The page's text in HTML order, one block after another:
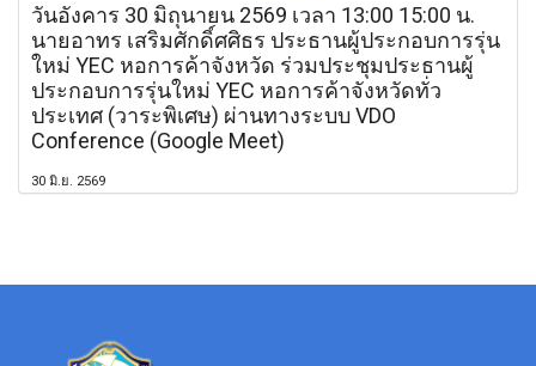
วันอังคาร 30 มิถุนายน 2569 เวลา 13:00 15:00 น.
นายอาทร เสริมศักดิ์ศศิธร ประธานผู้ประกอบการรุ่น
ใหม่ YEC หอการค้าจังหวัด ร่วมประชุมประธานผู้
ประกอบการรุ่นใหม่ YEC หอการค้าจังหวัดทั่ว
ประเทศ (วาระพิเศษ) ผ่านทางระบบ VDO
Conference (Google Meet)
30 มิ.ย. 2569